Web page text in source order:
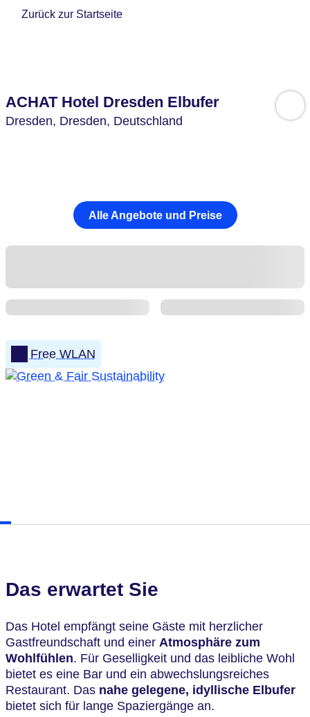
Zurück zur Startseite
ACHAT Hotel Dresden Elbufer
Dresden, Dresden, Deutschland
Alle Angebote und Preise
Free WLAN
Das erwartet Sie
Das Hotel empfängt seine Gäste mit herzlicher
Gastfreundschaft und einer Atmosphäre zum
Wohlfühlen. Für Geselligkeit und das leibliche Wohl
bietet es eine Bar und ein abwechslungsreiches
Restaurant. Das nahe gelegene, idyllische Elbufer
bietet sich für lange Spaziergänge an.